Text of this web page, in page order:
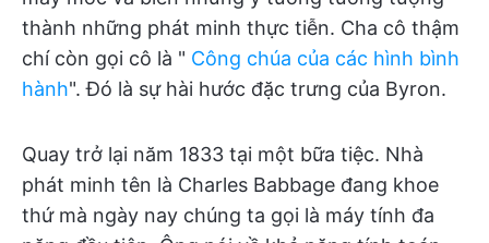
thành những phát minh thực tiễn. Cha cô thậm
chí còn gọi cô là " Công chúa của các hình bình
hành". Đó là sự hài hước đặc trưng của Byron.
Quay trở lại năm 1833 tại một bữa tiệc. Nhà
phát minh tên là Charles Babbage đang khoe
thứ mà ngày nay chúng ta gọi là máy tính đa